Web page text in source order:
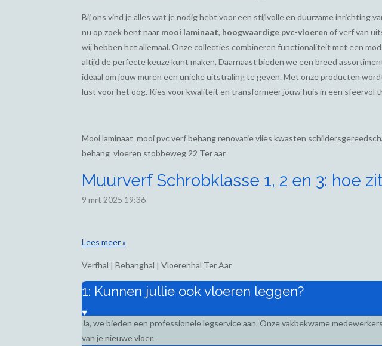
Bij ons vind je alles wat je nodig hebt voor een stijlvolle en duurzame inrichting
nu op zoek bent naar mooi laminaat, hoogwaardige pvc-vloeren of verf van
wij hebben het allemaal. Onze collecties combineren functionaliteit met een
altijd de perfecte keuze kunt maken. Daarnaast bieden we een breed
ideaal om jouw muren een unieke uitstraling te geven. Met onze producten
lust voor het oog. Kies voor kwaliteit en transformeer jouw huis in een sfeervol
Mooi laminaat mooi pvc verf behang renovatie vlies kwasten
behang vloeren stobbeweg 22 Ter aar
Muurverf Schrobklasse 1, 2 en 3: hoe
9 mrt 2025 19:36
Lees meer »
Verfhal | Behanghal | Vloerenhal Ter Aar
1: Kunnen jullie ook vloeren leggen?
Ja, we bieden een professionele legservice aan. Onze vakbekwame
van je nieuwe vloer.